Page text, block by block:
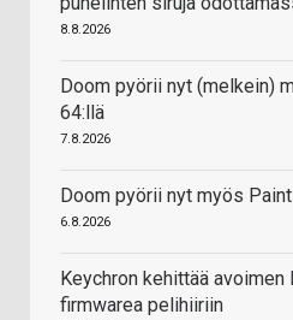
8.8.2026
Doom pyörii nyt (melkein)
64:llä
7.8.2026
Doom pyörii nyt myös
6.8.2026
Keychron kehittää avoimen
firmwarea pelihiiriin